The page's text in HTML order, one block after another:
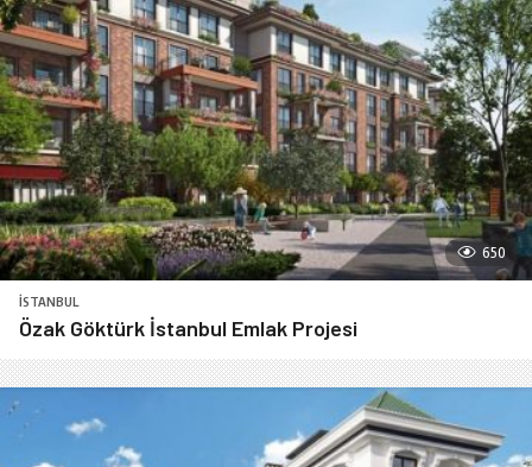
650
İSTANBUL
Özak Göktürk İstanbul Emlak Projesi